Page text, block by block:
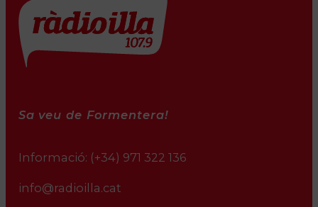
Sa veu de Formentera!
Informació: (+34) 971 322 136
info@radioilla.cat